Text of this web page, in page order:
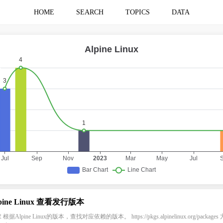
HOME SEARCH TOPICS DATA
Linux 查看发行版本
根据Alpine Linux的版本，查找对应依赖的版本。 https://pkgs.alpinelinux.org/packages